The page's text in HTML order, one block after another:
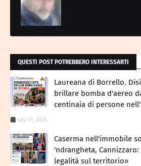
QUESTI POST POTREBBERO INTERESSARTI
Laureana di Borrello.
brillare bomba d'aereo
centinaia di persone
July 19, 2026
Caserma nell'immobile
'ndrangheta,
legalità sul territorio»